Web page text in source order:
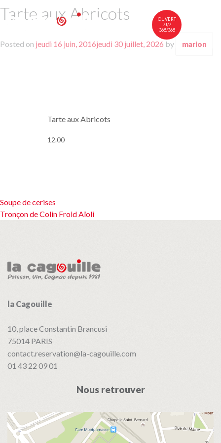
OUVERT
7J/7
365/365
EN
FR
中文
NOUS RENDRE VISITE
Tarte aux Abricots
Posted on jeudi 16 juin, 2016jeudi 30 juillet, 2026 by marion
Tarte aux Abricots
12.00
Navigation
de
Soupe de cerises
Tronçon de Colin Froid Aïoli
la Cagouille
10, place Constantin Brancusi
75014 PARIS
contact.reservation@la-cagouille.com
01 43 22 09 01
Nous retrouver